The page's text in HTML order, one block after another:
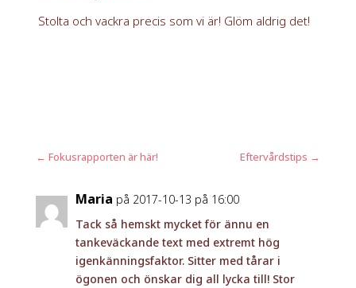
Stolta och vackra precis som vi är! Glöm aldrig det!
← Fokusrapporten är här! Eftervårdstips →
Maria på 2017-10-13 på 16:00
Tack så hemskt mycket för ännu en
tankeväckande text med extremt hög
igenkänningsfaktor. Sitter med tårar i
ögonen och önskar dig all lycka till! Stor